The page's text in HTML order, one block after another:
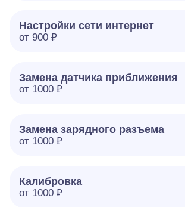
Настройки сети интернет
от 900 ₽
Замена датчика приближения
от 1000 ₽
Замена зарядного разъема
от 1000 ₽
Калибровка
от 1000 ₽